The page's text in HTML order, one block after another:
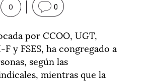
0 0
por CCOO, UGT,
y FSES, ha congregado a
según las
mientras que la